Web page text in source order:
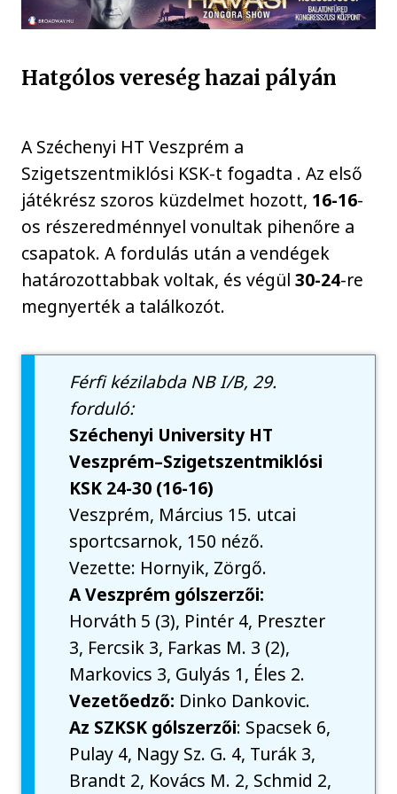
Hatgólos vereség hazai pályán
A Széchenyi HT Veszprém a
Szigetszentmiklósi KSK-t fogadta . Az első
játékrész szoros küzdelmet hozott, 16-16-
os részeredménnyel vonultak pihenőre a
csapatok. A fordulás után a vendégek
határozottabbak voltak, és végül30-24-re
megnyerték a találkozót.
Férfi kézilabda NB I/B, 29.
forduló:
Széchenyi University HT
Veszprém–Szigetszentmiklósi
KSK 24-30 (16-16)
Veszprém, Március 15. utcai
sportcsarnok, 150 néző.
Vezette: Hornyik, Zörgő.
A Veszprém gólszerzői:
Horváth 5 (3), Pintér 4, Preszter
3, Fercsik 3, Farkas M. 3 (2),
Markovics 3, Gulyás 1, Éles 2.
Vezetőedző: Dinko Dankovic.
Az SZKSK gólszerzői: Spacsek 6,
Pulay 4, Nagy Sz. G. 4, Turák 3,
Brandt 2, Kovács M. 2, Schmid 2,